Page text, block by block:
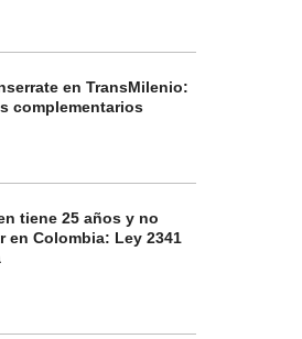
en TransMilenio:
complementarios
tiene 25 años y no
en Colombia: Ley 2341